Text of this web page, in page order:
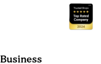
Business